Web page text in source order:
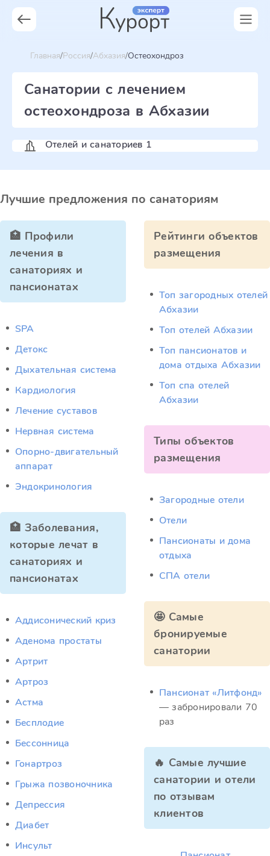
Главная Россия Абхазия Остеохондроз
Санатории с лечением
остеохондроза в Абхазии
Отелей и санаториев 1
Лучшие предложения по санаториям
🏥 Профили
лечения в
санаториях и
пансионатах
SPA
Детокс
Дыхательная система
Кардиология
Лечение суставов
Нервная система
Опорно-двигательный
аппарат
Эндокринология
🏥 Заболевания,
которые лечат в
санаториях и
пансионатах
Аддисонический криз
Аденома простаты
Артрит
Артроз
Астма
Бесплодие
Бессонница
Гонартроз
Грыжа позвоночника
Депрессия
Диабет
Инсульт
Рейтинги объектов
размещения
Топ загородных отелей
Абхазии
Топ отелей Абхазии
Топ пансионатов и
дома отдыха Абхазии
Топ спа отелей
Абхазии
Типы объектов
размещения
Загородные отели
Отели
Пансионаты и дома
отдыха
СПА отели
🤩 Самые
бронируемые
санатории
Пансионат «Литфонд»
— забронировали 70
раз
🔥 Самые лучшие
санатории и отели
по отзывам
клиентов